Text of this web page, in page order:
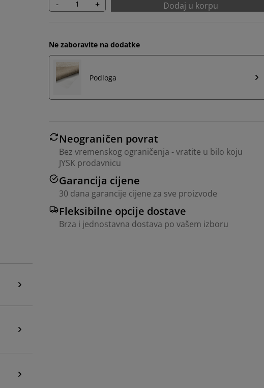
- + Dodaj u korpu
Ne zaboravite na dodatke
Podloga
Neograničen povrat
Bez vremenskog ograničenja - vratite u bilo koju
JYSK prodavnicu
Garancija cijene
30 dana garancije cijene za sve proizvode
Fleksibilne opcije dostave
Brza i jednostavna dostava po vašem izboru